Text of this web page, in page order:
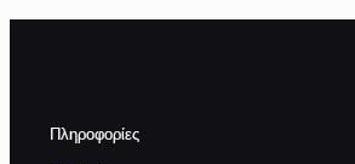
Πληροφορίες